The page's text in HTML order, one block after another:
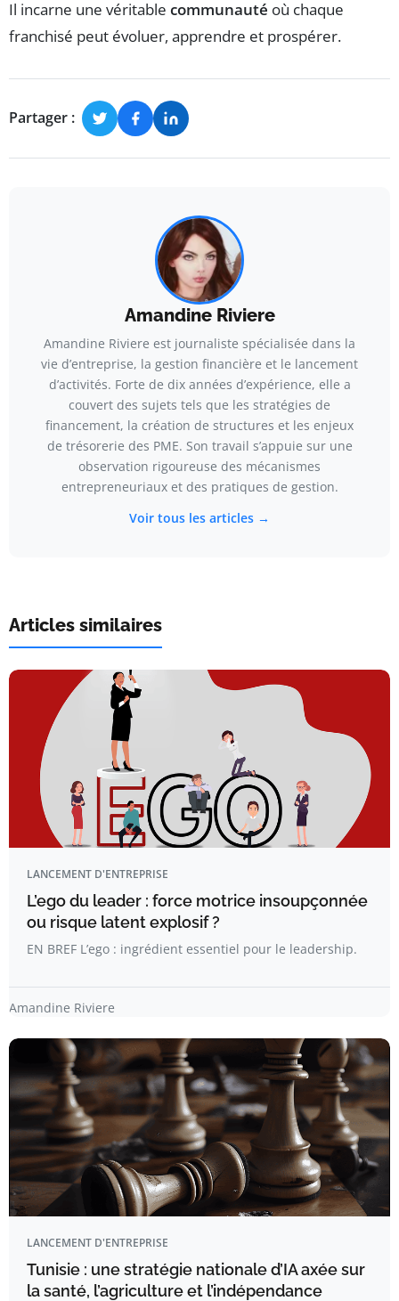
Il incarne une véritable communauté où chaque
franchisé peut évoluer, apprendre et prospérer.
Partager :
Amandine Riviere
Amandine Riviere est journaliste spécialisée dans la
vie d’entreprise, la gestion financière et le lancement
d’activités. Forte de dix années d’expérience, elle a
couvert des sujets tels que les stratégies de
financement, la création de structures et les enjeux
de trésorerie des PME. Son travail s’appuie sur une
observation rigoureuse des mécanismes
entrepreneuriaux et des pratiques de gestion.
Voir tous les articles →
Articles similaires
LANCEMENT D'ENTREPRISE
L’ego du leader : force motrice insoupçonnée
ou risque latent explosif ?
EN BREF L’ego : ingrédient essentiel pour le leadership.
Amandine Riviere
LANCEMENT D'ENTREPRISE
Tunisie : une stratégie nationale d’IA axée sur
la santé, l’agriculture et l’indépendance